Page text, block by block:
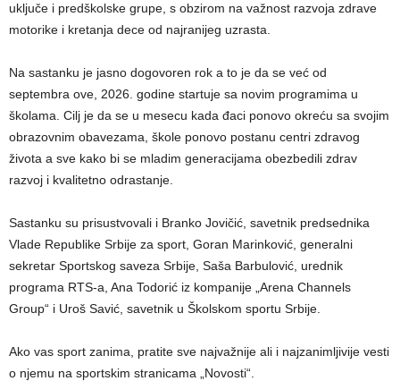
uključe i predškolske grupe, s obzirom na važnost razvoja zdrave
motorike i kretanja dece od najranijeg uzrasta.
Na sastanku je jasno dogovoren rok a to je da se već od
septembra ove, 2026. godine startuje sa novim programima u
školama. Cilj je da se u mesecu kada đaci ponovo okreću sa svojim
obrazovnim obavezama, škole ponovo postanu centri zdravog
života a sve kako bi se mladim generacijama obezbedili zdrav
razvoj i kvalitetno odrastanje.
Sastanku su prisustvovali i Branko Jovičić, savetnik predsednika
Vlade Republike Srbije za sport, Goran Marinković, generalni
sekretar Sportskog saveza Srbije, Saša Barbulović, urednik
programa RTS-a, Ana Todorić iz kompanije „Arena Channels
Group“ i Uroš Savić, savetnik u Školskom sportu Srbije.
Ako vas sport zanima, pratite sve najvažnije ali i najzanimljivije vesti
o njemu na sportskim stranicama „Novosti“.